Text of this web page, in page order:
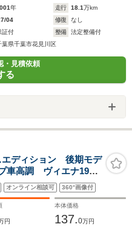
年 走行 18.1万km
04 修復
なし
証付 整備
法定整備付
葉県千葉市花見川区
・見積依頼
る
ディション 後期モデ
車高調 ヴィエナ19イ
ッドライト LEDテ
オンライン相談可 360°画像付
円
本体価格
137.0万円